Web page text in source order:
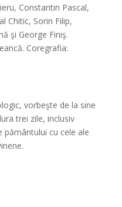
Constantin Pascal,
Chitic, Sorin Filip,
şi George Finiş.
Coregrafia:
vorbeşte de la sine
trei zile, inclusiv
pământului cu cele ale